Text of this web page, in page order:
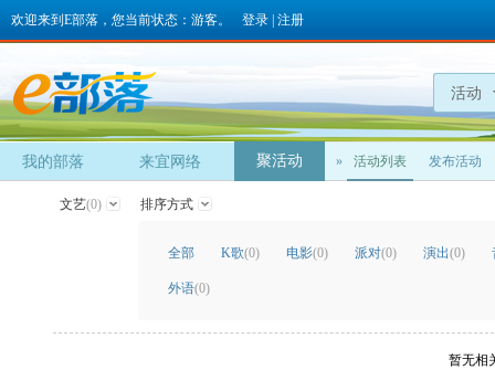
欢迎来到E部落，您当前状态：游客。 登录 注册
活动
我的部落 来宜网络 聚活动 » 活动列表 发布活动
文艺(0) 排序方式
全部 K歌(0) 电影(0) 派对(0) 演出(0)
外语(0)
暂无相